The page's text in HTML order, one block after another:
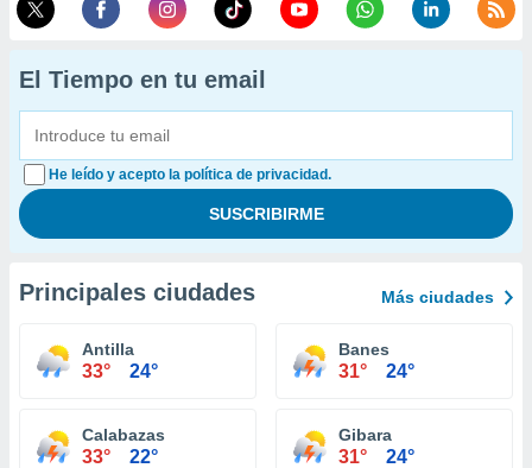
El Tiempo en tu email
He leído y acepto la política de privacidad.
Principales ciudades Más ciudades
Antilla
33° 24°
Banes
31° 24°
Calabazas
33° 22°
Gibara
31° 24°